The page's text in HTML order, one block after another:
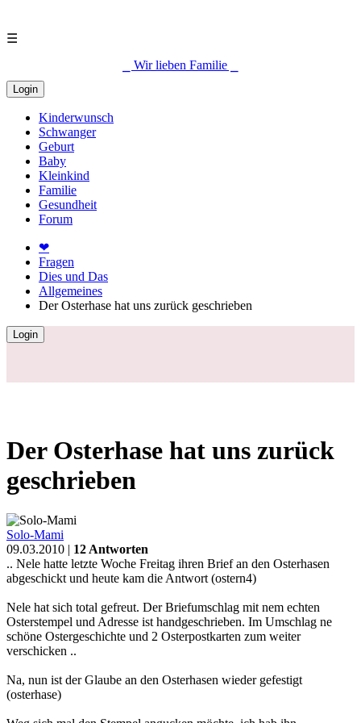
☰
⎯ Wir lieben Familie ⎯
Login
Kinderwunsch
Schwanger
Geburt
Baby
Kleinkind
Familie
Gesundheit
Forum
❤
Fragen
Dies und Das
Allgemeines
Der Osterhase hat uns zurück geschrieben
Login
Der Osterhase hat uns zurück
geschrieben
Solo-Mami
09.03.2010 | 12 Antworten
.. Nele hatte letzte Woche Freitag ihren Brief an den Osterhasen
abgeschickt und heute kam die Antwort (ostern4)
Nele hat sich total gefreut. Der Briefumschlag mit nem echten
Osterstempel und Adresse ist handgeschrieben. Im Umschlag ne
schöne Ostergeschichte und 2 Osterpostkarten zum weiter
verschicken ..
Na, nun ist der Glaube an den Osterhasen wieder gefestigt
(osterhase)